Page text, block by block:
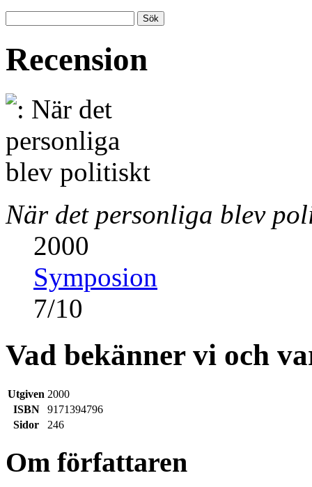
Recension
När det personliga blev
2000
Symposion
7/10
Vad bekänner vi och
Utgiven 2000
ISBN
9171394796
Sidor
246
Om författaren